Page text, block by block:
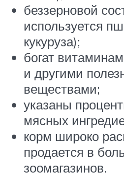
беззерновой
используется
кукуруза);
богат
и другими
веществами;
указаны
мясных
корм широко
продается в
зоомагазинов.